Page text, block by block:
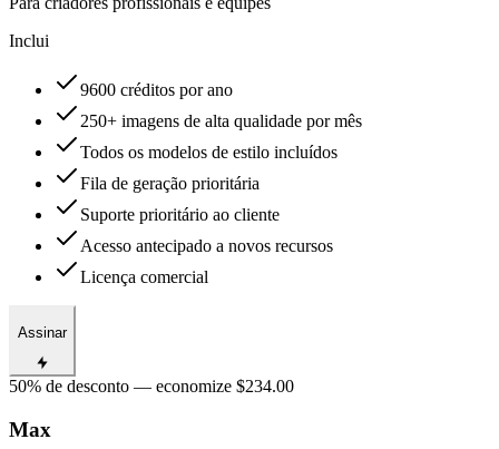
Inclui
9600 créditos por ano
250+ imagens de alta qualidade por mês
Todos os modelos de estilo incluídos
Fila de geração prioritária
Suporte prioritário ao cliente
Acesso antecipado a novos recursos
Licença comercial
Assinar
50% de desconto — economize $234.00
Max